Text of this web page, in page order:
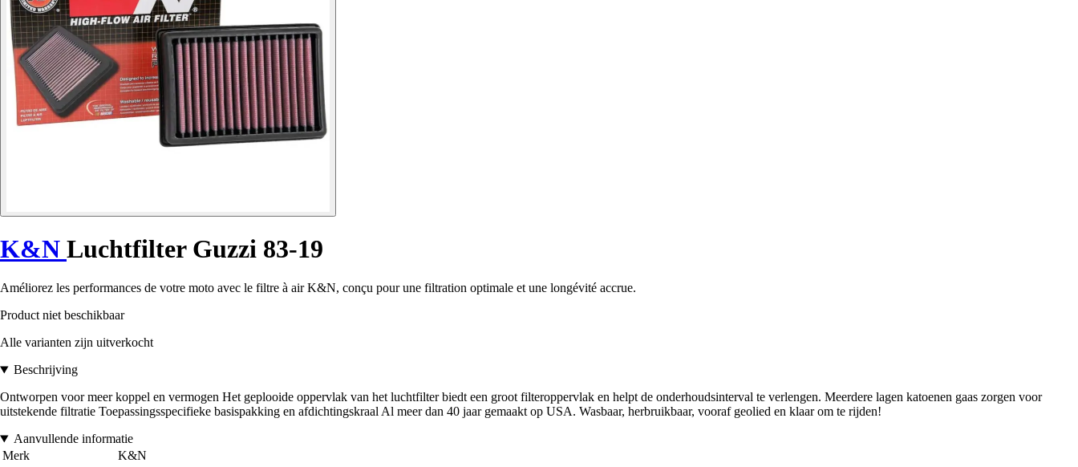
K&N Luchtfilter Guzzi 83-19
Améliorez les performances de votre moto avec le filtre à air K&N, conçu pour une filtration optimale et une longévité accrue.
Product niet beschikbaar
Alle varianten zijn uitverkocht
Beschrijving
Ontworpen voor meer koppel en vermogen Het geplooide oppervlak van het luchtfilter biedt een groot filteroppervlak en helpt de onderhoudsinterval te verlengen. Meerdere lagen katoenen gaas zorgen voor
uitstekende filtratie Toepassingsspecifieke basispakking en afdichtingskraal Al meer dan 40 jaar gemaakt op USA. Wasbaar, herbruikbaar, vooraf geolied en klaar om te rijden!
Aanvullende informatie
Merk
K&N